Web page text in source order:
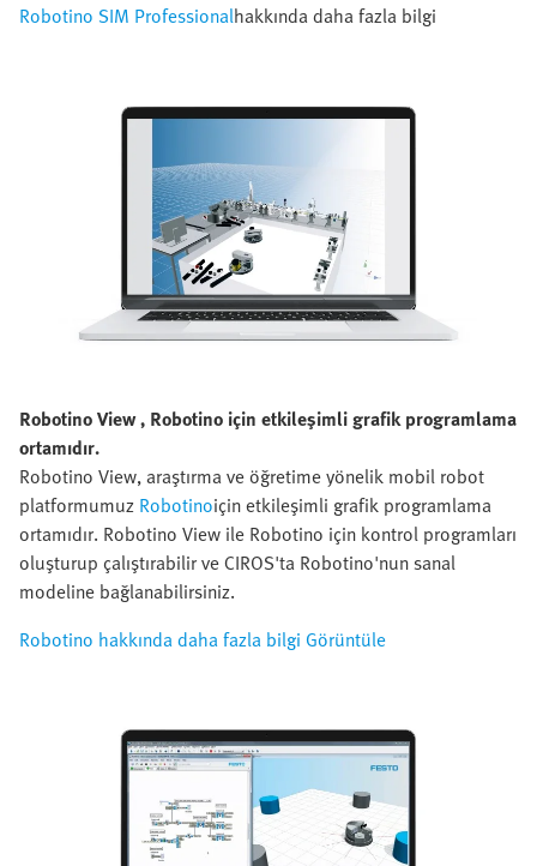
Robotino SIM Professionalhakkında daha fazla bilgi
Robotino View , Robotino için etkileşimli grafik programlama
ortamıdır.
Robotino View, araştırma ve öğretime yönelik mobil robot
platformumuz Robotinoiçin etkileşimli grafik programlama
ortamıdır. Robotino View ile Robotino için kontrol programları
oluşturup çalıştırabilir ve CIROS'ta Robotino'nun sanal
modeline bağlanabilirsiniz.
Robotino hakkında daha fazla bilgi Görüntüle